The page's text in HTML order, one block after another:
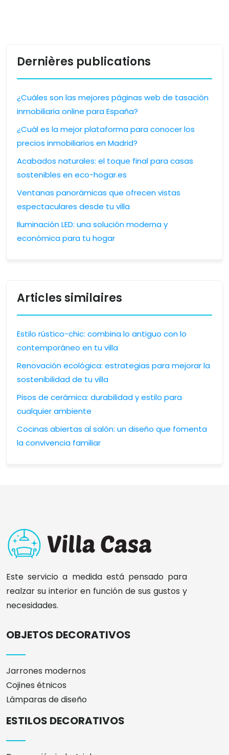
Dernières publications
¿Cuáles son las mejores páginas web de tasación
inmobiliaria online para España?
¿Cuál es la mejor plataforma para conocer los
precios inmobiliarios en Madrid?
Acabados naturales: el toque final para casas
sostenibles en eco-hogar.es
Ventanas panorámicas que ofrecen vistas
espectaculares desde tu villa
Iluminación LED: una solución moderna y
económica para tu hogar
Articles similaires
Estilo rústico-chic: combina lo antiguo con lo
contemporáneo en tu villa
Renovación ecológica: estrategias para mejorar la
sostenibilidad de tu villa
Pisos de cerámica: durabilidad y estilo para
cualquier ambiente
Cocinas abiertas al salón: un diseño que fomenta
la convivencia familiar
Este servicio a medida está pensado para
realzar su interior en función de sus gustos y
necesidades.
OBJETOS DECORATIVOS
Jarrones modernos
Cojines étnicos
Lámparas de diseño
ESTILOS DECORATIVOS